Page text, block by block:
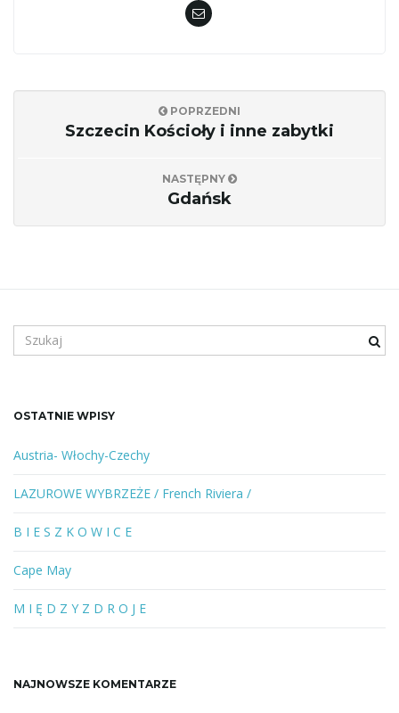
POPRZEDNI
Szczecin Kościoły i inne zabytki
NASTĘPNY
Gdańsk
z
a
e
s
ł
o
w
o
l
u
b
f
z
OSTATNIE WPISY
Austria- Włochy-Czechy
LAZUROWE WYBRZEŻE / French Riviera /
B I E S Z K O W I C E
Cape May
M I Ę D Z Y Z D R O J E
NAJNOWSZE KOMENTARZE